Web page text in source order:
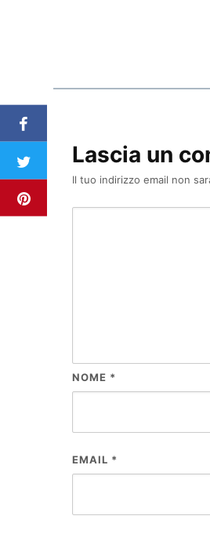
Lascia un
Il tuo indirizzo email non
NOME *
EMAIL *